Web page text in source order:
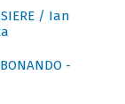
/ Ian
-